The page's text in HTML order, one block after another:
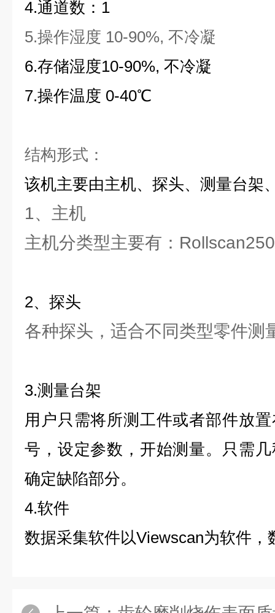
4.通道数：1
5.操作湿度 10-90%, 不冷凝
6.存储湿度10-90%, 不冷凝
7.操作温度 0-40℃
结构形式：
该机主要由主机、探头、测量台架
1、主机
主机分类型主要有：
2、探头
各种探头，适合不同类型零件测
3.测量台架
用户只需将所测工件或者部件放
号，设定参数，开始测量。只需
确定缺陷部分。
4.软件
数据采集软件以Viewscan为软件，